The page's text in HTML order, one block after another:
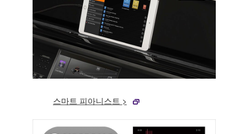
스마트 피아니스트 >